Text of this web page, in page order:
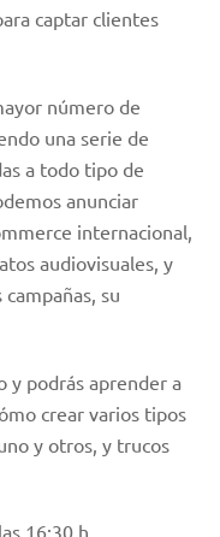
captar clientes
número de
una serie de
a todo tipo de
anunciar
internacional,
audiovisuales, y
su
y podrás aprender a
crear varios tipos
y otros, y trucos
16:30 h